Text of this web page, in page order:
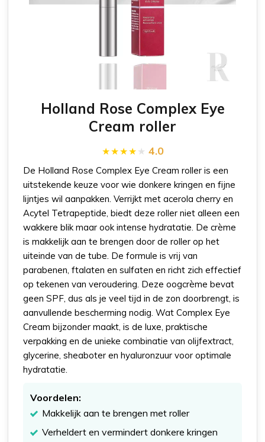
Holland Rose Complex Eye
Cream roller
4.0
De Holland Rose Complex Eye Cream roller is een
uitstekende keuze voor wie donkere kringen en fijne
lijntjes wil aanpakken. Verrijkt met acerola cherry en
Acytel Tetrapeptide, biedt deze roller niet alleen een
wakkere blik maar ook intense hydratatie. De crème
is makkelijk aan te brengen door de roller op het
uiteinde van de tube. De formule is vrij van
parabenen, ftalaten en sulfaten en richt zich effectief
op tekenen van veroudering. Deze oogcrème bevat
geen SPF, dus als je veel tijd in de zon doorbrengt, is
aanvullende bescherming nodig. Wat Complex Eye
Cream bijzonder maakt, is de luxe, praktische
verpakking en de unieke combinatie van olijfextract,
glycerine, sheaboter en hyaluronzuur voor optimale
hydratatie.
Voordelen:
Makkelijk aan te brengen met roller
Verheldert en vermindert donkere kringen